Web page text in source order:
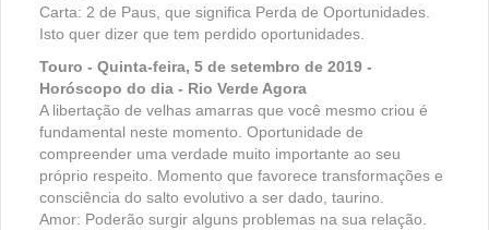
Carta: 2 de Paus, que significa Perda de Oportunidades.
Isto quer dizer que tem perdido oportunidades.
Touro - Quinta-feira, 5 de setembro de 2019 -
Horóscopo do dia - Rio Verde Agora
A libertação de velhas amarras que você mesmo criou é
fundamental neste momento. Oportunidade de
compreender uma verdade muito importante ao seu
próprio respeito. Momento que favorece transformações e
consciência do salto evolutivo a ser dado, taurino.
Amor: Poderão surgir alguns problemas na sua relação.